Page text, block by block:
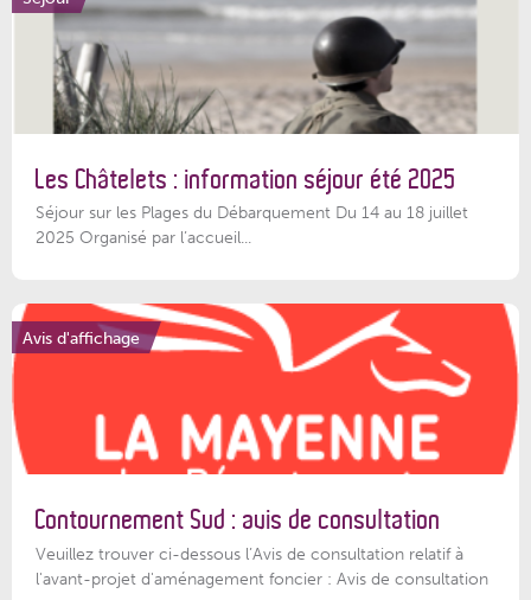
Les Châtelets : information séjour été 2025
Séjour sur les Plages du Débarquement Du 14 au 18 juillet
2025 Organisé par l’accueil...
Avis d'affichage
Contournement Sud : avis de consultation
Veuillez trouver ci-dessous l’Avis de consultation relatif à
l'avant-projet d'aménagement foncier : Avis de consultation